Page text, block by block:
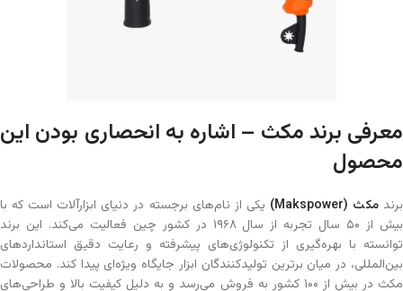
معرفی برند مکث – اشاره به انحصاری بودن این
محصول
برندمکث (Makspower)
یکی از نام‌های برجسته در دنیای ابزارآلات است که با
بیش از ۵۰ سال تجربه از سال ۱۹۶۸ در کشور چین فعالیت می‌کند. این برند
توانسته با بهره‌گیری از تکنولوژی‌های پیشرفته و رعایت دقیق استانداردهای
بین‌المللی، در میان برترین تولیدکنندگان ابزار جایگاه ویژه‌ای پیدا کند. محصولات
مکث در بیش از ۱۰۰ کشور به فروش می‌رسد و به دلیل کیفیت بالا و طراحی‌های